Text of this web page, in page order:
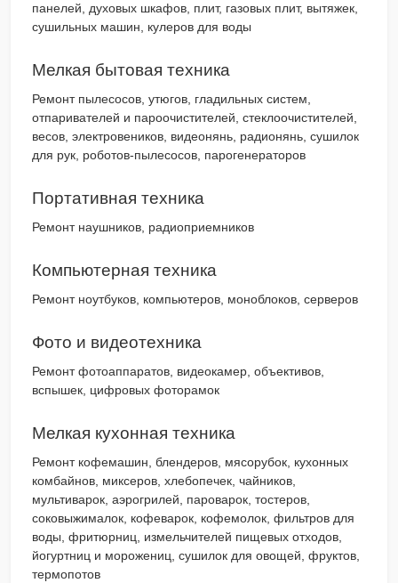
панелей, духовых шкафов, плит, газовых плит, вытяжек,
сушильных машин, кулеров для воды
Мелкая бытовая техника
Ремонт пылесосов, утюгов, гладильных систем,
отпаривателей и пароочистителей, стеклоочистителей,
весов, электровеников, видеонянь, радионянь, сушилок
для рук, роботов-пылесосов, парогенераторов
Портативная техника
Ремонт наушников, радиоприемников
Компьютерная техника
Ремонт ноутбуков, компьютеров, моноблоков, серверов
Фото и видеотехника
Ремонт фотоаппаратов, видеокамер, объективов,
вспышек, цифровых фоторамок
Мелкая кухонная техника
Ремонт кофемашин, блендеров, мясорубок, кухонных
комбайнов, миксеров, хлебопечек, чайников,
мультиварок, аэрогрилей, пароварок, тостеров,
соковыжималок, кофеварок, кофемолок, фильтров для
воды, фритюрниц, измельчителей пищевых отходов,
йогуртниц и морожениц, сушилок для овощей, фруктов,
термопотов